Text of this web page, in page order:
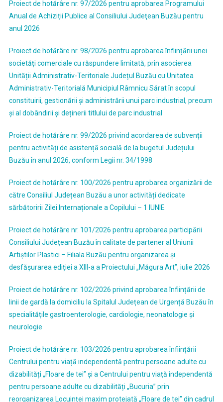
Proiect de hotărâre nr. 97/2026 pentru aprobarea Programului
Anual de Achiziții Publice al Consiliului Judeţean Buzău pentru
anul 2026
Proiect de hotărâre nr. 98/2026 pentru aprobarea înființării unei
societăți comerciale cu răspundere limitată, prin asocierea
Unității Administrativ-Teritoriale Județul Buzău cu Unitatea
Administrativ-Teritorială Municipiul Râmnicu Sărat în scopul
constituirii, gestionării și administrării unui parc industrial, precum
și al dobândirii și deținerii titlului de parc industrial
Proiect de hotărâre nr. 99/2026 privind acordarea de subvenții
pentru activități de asistență socială de la bugetul Județului
Buzău în anul 2026, conform Legii nr. 34/1998
Proiect de hotărâre nr. 100/2026 pentru aprobarea organizării de
către Consiliul Județean Buzău a unor activități dedicate
sărbătoririi Zilei Internaționale a Copilului – 1 IUNIE
Proiect de hotărâre nr. 101/2026 pentru aprobarea participării
Consiliului Județean Buzău în calitate de partener al Uniunii
Artiștilor Plastici – Filiala Buzău pentru organizarea și
desfășurarea ediției a XIII-a a Proiectului „Măgura Art”, iulie 2026
Proiect de hotărâre nr. 102/2026 privind aprobarea înființării de
linii de gardă la domiciliu la Spitalul Județean de Urgență Buzău în
specialitățile gastroenterologie, cardiologie, neonatologie și
neurologie
Proiect de hotărâre nr. 103/2026 pentru aprobarea înființării
Centrului pentru viață independentă pentru persoane adulte cu
dizabilități „Floare de tei” și a Centrului pentru viață independentă
pentru persoane adulte cu dizabilități „Bucuria” prin
reorganizarea Locuinței maxim protejată „Floare de tei” din cadrul